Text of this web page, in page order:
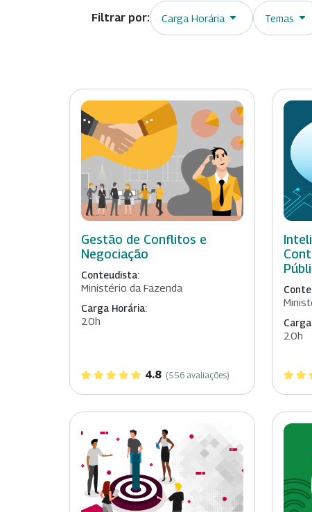
Carga Horária Temas
Gestão de Conflitos e
Negociação
Conteudista:
Ministério da Fazenda
Carga Horária:
20h
4.8 (556 avaliações)
20h